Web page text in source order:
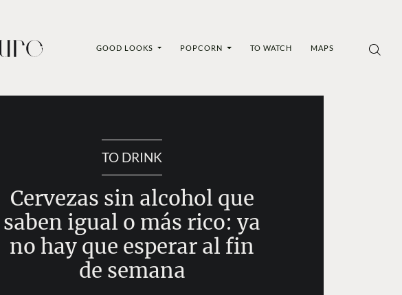
GOOD LOOKS POPCORN TO WATCH MAPS
TO DRINK
Cervezas sin alcohol que
saben igual o más rico: ya
no hay que esperar al fin
de semana